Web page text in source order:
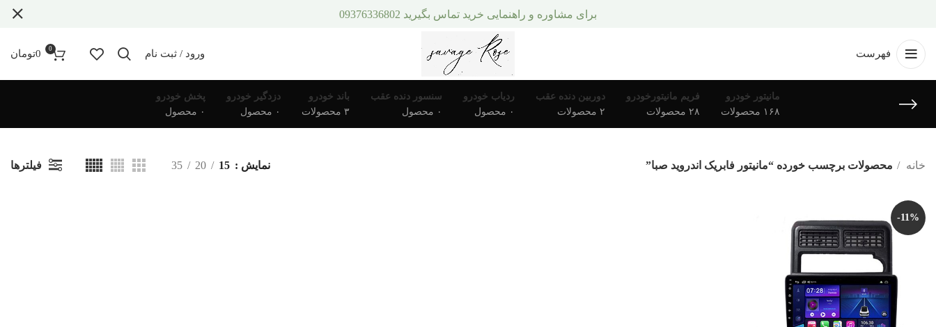
فهرست ورود / ثبت نام 0
0تومان
مانیتور خودرو
۱۶۸ محصولات
فریم مانیتورخودرو
۲۸ محصولات
دوربین دنده عقب
۲ محصولات
ردیاب خودرو
۰ محصول
سنسور دنده عقب
۰ محصول
باند خودرو
۳ محصولات
دزدگیر خودرو
۰ محصول
پخش خودرو
۰ محصول
خانه محصولات برچسب خورده “مانیتور فابریک اندروید صبا” نمایش 15
20
35 فیلترها
-11%
برای مشاوره و راهنمایی خرید تماس بگیرید 09376336802